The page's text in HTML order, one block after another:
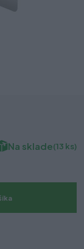
Na sklade(13 ks)